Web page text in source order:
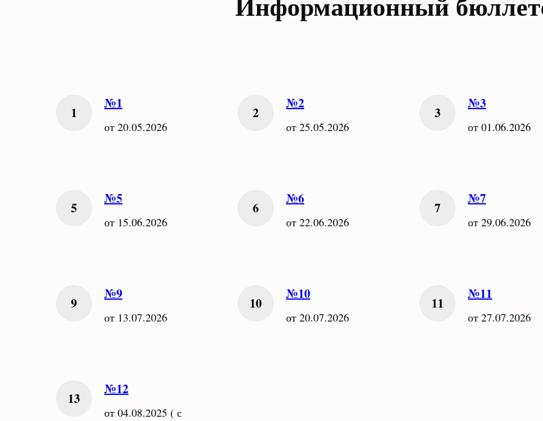
№1
от 20.05.2026
№2
от 25.05.2026
№3
от 01.06.2026
№5
от 15.06.2026
№6
от 22.06.2026
№7
от 29.06.2026
№9
от 13.07.2026
№10
от 20.07.2026
№11
от 27.07.2026
№12
от 04.08.2025 ( с